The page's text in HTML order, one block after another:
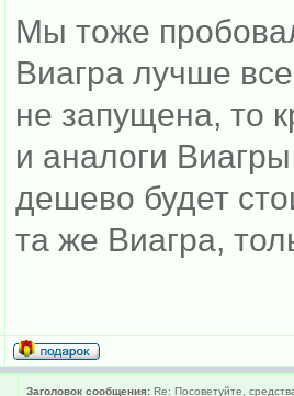
Мы тоже
Виагра лучше
не запущена, то
и аналоги
дешево будет
та же Виагра,
Заголовок сообщения: Re: Посоветуйте,